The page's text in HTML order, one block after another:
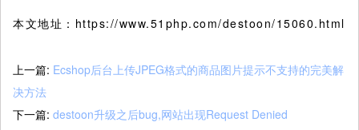
本文地址：https://www.51php.com/destoon/15060.html
上一篇: Ecshop后台上传JPEG格式的商品图片提示不支持的完美解
决方法
下一篇: destoon升级之后bug,网站出现Request Denied